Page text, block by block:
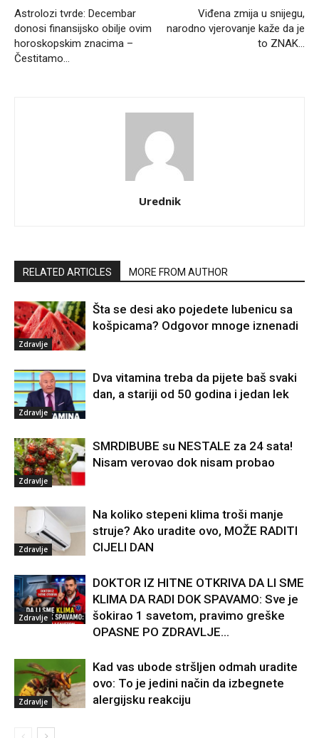
Astrolozi tvrde: Decembar
donosi finansijsko obilje ovim
horoskopskim znacima –
Čestitamo…
Viđena zmija u snijegu,
narodno vjerovanje kaže da je
to ZNAK…
Urednik
RELATED ARTICLES MORE FROM AUTHOR
Zdravlje
Šta se desi ako pojedete lubenicu sa
košpicama? Odgovor mnoge iznenadi
Zdravlje
Dva vitamina treba da pijete baš svaki
dan, a stariji od 50 godina i jedan lek
Zdravlje
SMRDIBUBE su NESTALE za 24 sata!
Nisam verovao dok nisam probao
Zdravlje
Na koliko stepeni klima troši manje
struje? Ako uradite ovo, MOŽE RADITI
CIJELI DAN
Zdravlje
DOKTOR IZ HITNE OTKRIVA DA LI SME
KLIMA DA RADI DOK SPAVAMO: Sve je
šokirao 1 savetom, pravimo greške
OPASNE PO ZDRAVLJE…
Zdravlje
Kad vas ubode stršljen odmah uradite
ovo: To je jedini način da izbegnete
alergijsku reakciju